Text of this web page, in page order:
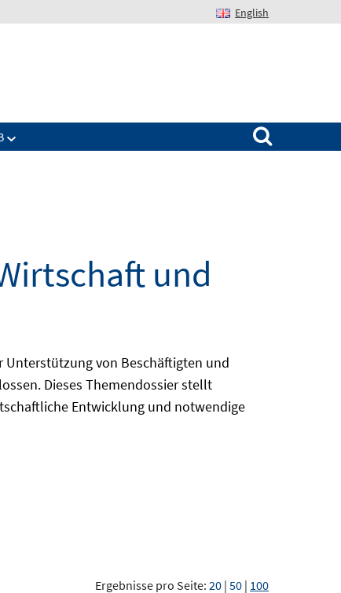
English
Suchen nach:
und
Unterstützung von Beschäftigten und
Dieses Themendossier stellt
Entwicklung und notwendige
Ergebnisse pro Seite: 20 | 50 | 100